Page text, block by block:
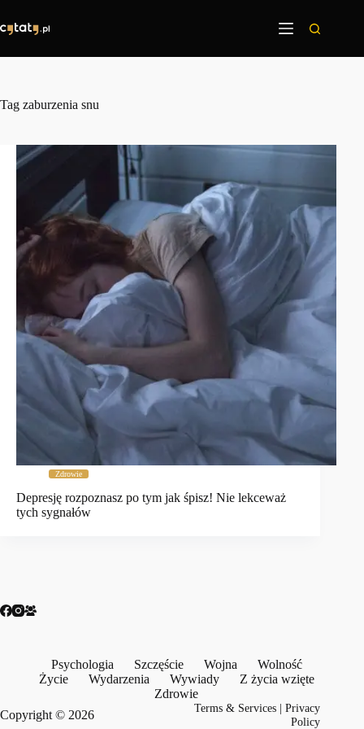
treści
Tag zaburzenia snu
Zdrowie
Depresję rozpoznasz po tym jak śpisz! Nie lekceważ
tych sygnałów
Psychologia Szczęście Wojna
Wolność
Życie
Wydarzenia Wywiady
Z życia wzięte
Zdrowie
Copyright © 2026
Terms & Services |Privacy
Policy